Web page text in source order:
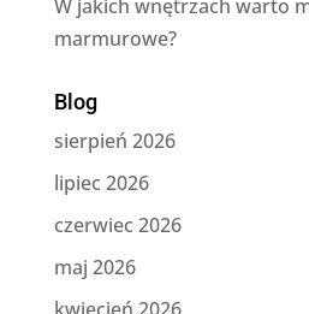
W jakich wnętrzach warto
marmurowe?
Blog
sierpień 2026
lipiec 2026
czerwiec 2026
maj 2026